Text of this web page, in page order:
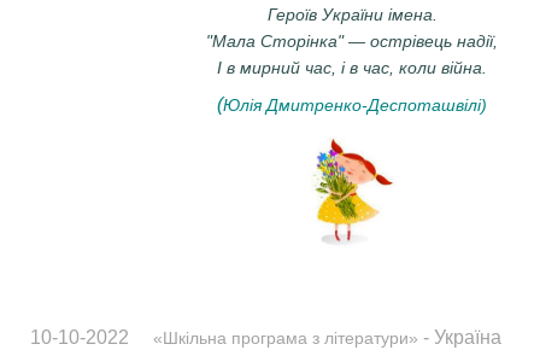
Героїв України імена.
"Мала Сторінка" — острівець надії,
І в мирний час, і в час, коли війна.
(Юлія Дмитренко-Деспоташвілі)
10-10-2022 «Шкільна програма з літератури» - Україна